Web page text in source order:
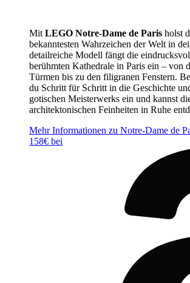
Mit LEGO Notre-Dame de Paris holst
bekanntesten Wahrzeichen der Welt in
detailreiche Modell fängt die
berühmten Kathedrale in Paris ein – von
Türmen bis zu den filigranen Fenstern.
du Schritt für Schritt in die Geschichte
gotischen Meisterwerks ein und kannst
architektonischen Feinheiten in Ruhe
Mehr Informationen zu Notre-Dame de
158€ bei